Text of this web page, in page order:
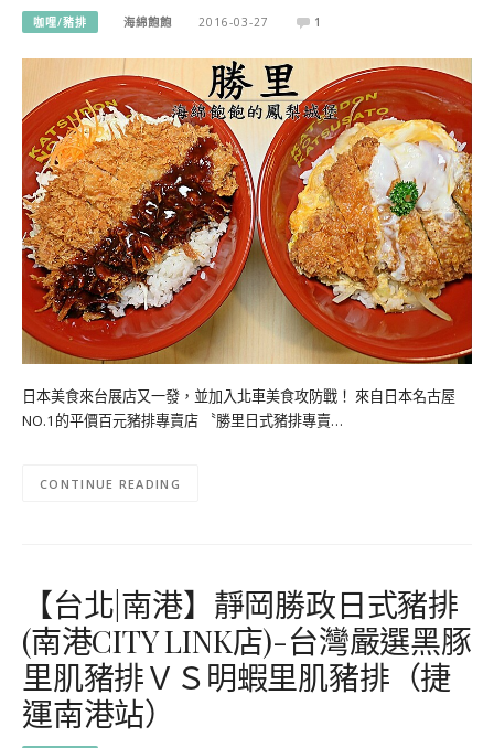
咖哩/豬排 海綿飽飽 2016-03-27 1
日本美食來台展店又一發，並加入北車美食攻防戰！ 來自日本名古屋
NO.1的平價百元豬排專賣店 〝勝里日式豬排專賣…
CONTINUE READING
【台北|南港】靜岡勝政日式豬排
(南港CITY LINK店)-台灣嚴選黑豚
里肌豬排ＶＳ明蝦里肌豬排（捷
運南港站）